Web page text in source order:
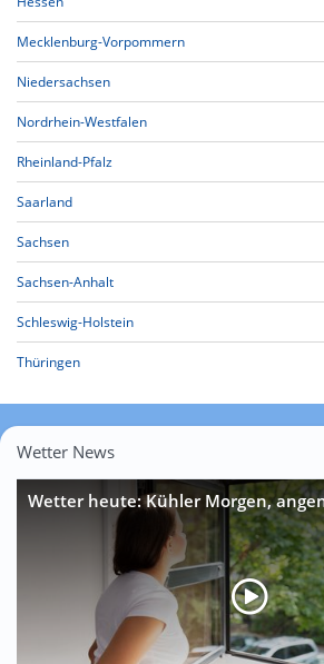
Mecklenburg-Vorpommern
Niedersachsen
Nordrhein-Westfalen
Rheinland-Pfalz
Saarland
Sachsen
Sachsen-Anhalt
Schleswig-Holstein
Thüringen
Wetter News
Wetter heute: Kühler Morgen,